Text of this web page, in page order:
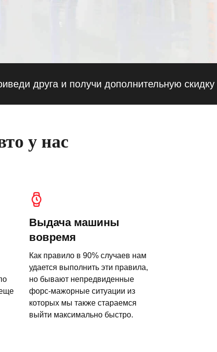
друга и получи дополнительную скидку —
у нас
Выдача машины
вовремя
Как правило в 90% случаев нам
удается выполнить эти правила,
но бывают непредвиденные
форс-мажорные ситуации из
которых мы также стараемся
выйти максимально быстро.